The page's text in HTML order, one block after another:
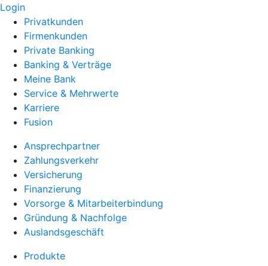
Login
Privatkunden
Firmenkunden
Private Banking
Banking & Verträge
Meine Bank
Service & Mehrwerte
Karriere
Fusion
Ansprechpartner
Zahlungsverkehr
Versicherung
Finanzierung
Vorsorge & Mitarbeiterbindung
Gründung & Nachfolge
Auslandsgeschäft
Produkte